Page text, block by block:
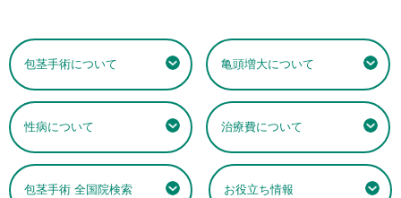
包茎手術について 亀頭増大について
性病について 治療費について
包茎手術 全国院検索 お役立ち情報